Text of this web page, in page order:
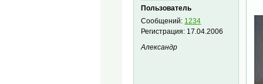
Пользователь
Сообщений: 1234
Регистрация: 17.04.2006
Александр